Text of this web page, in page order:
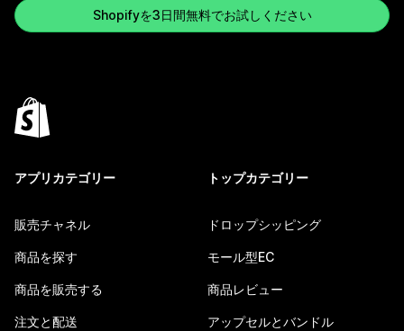
Shopifyを3日間無料でお試しください
アプリカテゴリー
販売チャネル
商品を探す
商品を販売する
注文と配送
トップカテゴリー
ドロップシッピング
モール型EC
商品レビュー
アップセルとバンドル